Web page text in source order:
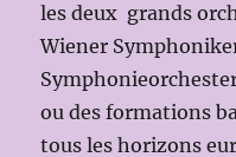
les deux grands
Wiener
ou des formations
tous les horizons